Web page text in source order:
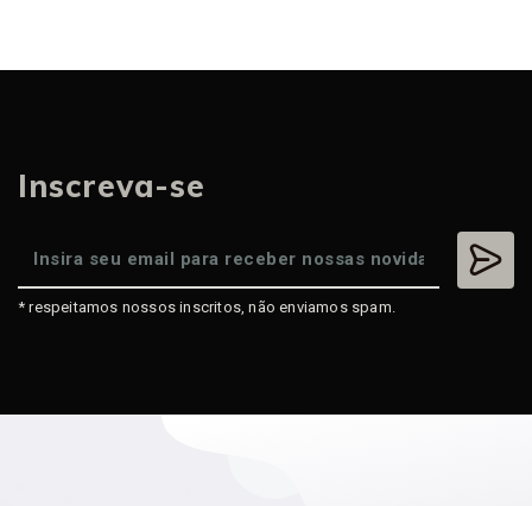
Inscreva-se
* respeitamos nossos inscritos, não enviamos spam.